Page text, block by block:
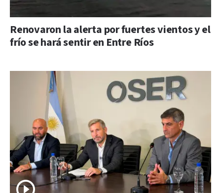
Renovaron la alerta por fuertes vientos y el
frío se hará sentir en Entre Ríos